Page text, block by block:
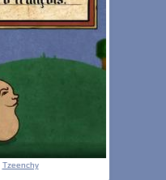
Tzeenchy